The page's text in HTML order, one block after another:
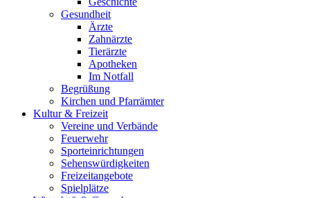
Gesundheit
Ärzte
Zahnärzte
Tierärzte
Apotheken
Im Notfall
Begrüßung
Kirchen und Pfarrämter
Kultur & Freizeit
Vereine und Verbände
Feuerwehr
Sporteinrichtungen
Sehenswürdigkeiten
Freizeitangebote
Spielplätze